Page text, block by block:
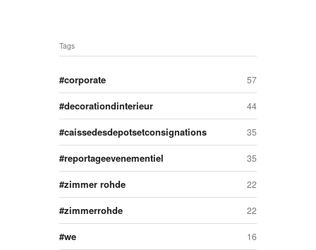
Tags
57
corporate
44
decorationdinterieur
35
caissedesdepotsetconsignations
35
reportageevenementiel
22
zimmer rohde
22
zimmerrohde
16
we